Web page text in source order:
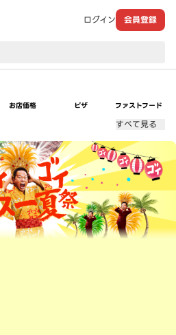
ログイン 会員登録
お店価格 ピザ ファストフード
すべて見る